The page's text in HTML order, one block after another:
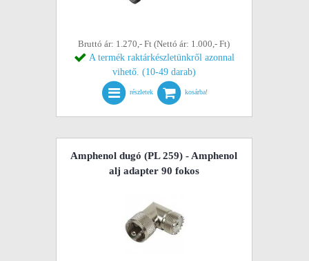
Bruttó ár: 1.270,- Ft (Nettó ár: 1.000,- Ft)
A termék raktárkészletünkről azonnal
vihető. (10-49 darab)
részletek kosárba!
Amphenol dugó (PL 259) - Amphenol
alj adapter 90 fokos